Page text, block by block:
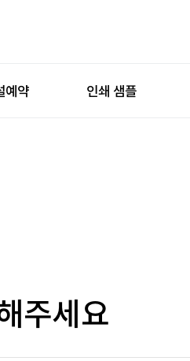
예약 인쇄 샘플
주세요